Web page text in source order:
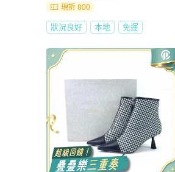
現折 800
狀況良好 本地 免運